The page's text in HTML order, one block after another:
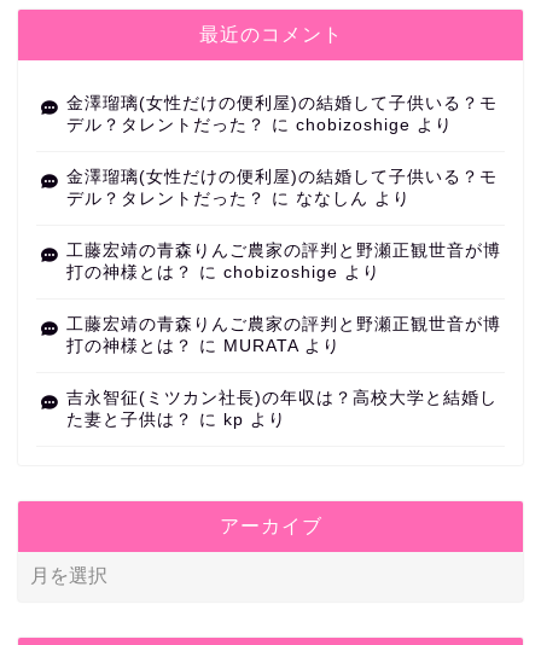
最近のコメント
金澤瑠璃(女性だけの便利屋)の結婚して子供いる？モ
デル？タレントだった？
に chobizoshige より
金澤瑠璃(女性だけの便利屋)の結婚して子供いる？モ
デル？タレントだった？
に ななしん より
工藤宏靖の青森りんご農家の評判と野瀬正観世音が博
打の神様とは？
に chobizoshige より
工藤宏靖の青森りんご農家の評判と野瀬正観世音が博
打の神様とは？
に MURATA より
吉永智征(ミツカン社長)の年収は？高校大学と結婚し
た妻と子供は？
に kp より
アーカイブ